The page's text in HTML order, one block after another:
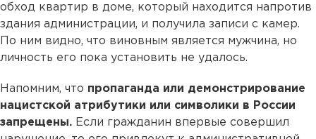
обход квартир в доме, который находится напротив
здания администрации, и получила записи с камер.
По ним видно, что виновным является мужчина, но
личность его пока установить не удалось.
Напомним, что пропаганда или демонстрирование
нацистской атрибутики или символики в России
запрещены. Если гражданин впервые совершил